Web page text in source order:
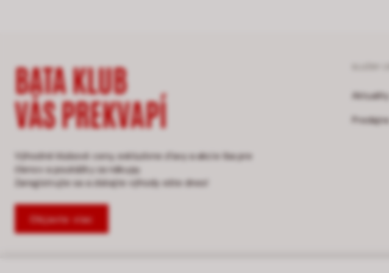
BATA KLUB
VÁS PREKVAPÍ
Výhodné klubové ceny, exkluzívne zľavy a akcie iba pre
členov a poukážky za nákupy.
Zaregistrujte sa a získajte výhody ešte dnes!
Objavte viac
Aktuality
Predajne